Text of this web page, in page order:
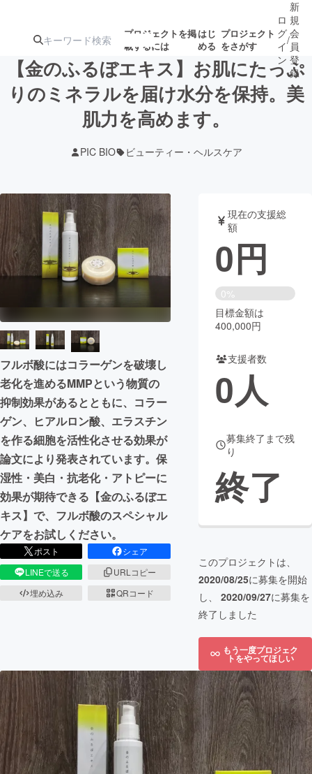
プロジェクトを掲
載するには
はじ
める
プロジェクト
をさがす
注目のリ 注目の新着プロ
ジェクト
募集終了が近いプ
ロジェクト
テクノロジー・ガジェット
映像・映画 書籍・雑誌
ビジネス・起業 チャレンジ
まちづくり・地域活性化
CAMPFIRE for Social Good
CAMPFIRE Creation
CAMPFIREふるさと納税machi-ya コミュニティ
ロ
グ
イ
ン
/
新
規
会
員
登
録
【金のふるぼエキス】お肌にたっぷ
りのミネラルを届け水分を保持。美
肌力を高めます。
PIC BIO ビューティー・ヘルスケア
フルボ酸にはコラーゲンを破壊し
老化を進めるMMPという物質の
抑制効果があるとともに、コラー
ゲン、ヒアルロン酸、エラスチン
を作る細胞を活性化させる効果が
論文により発表されています。保
湿性・美白・抗老化・アトピーに
効果が期待できる【金のふるぼエ
キス】で、フルボ酸のスペシャル
ケアをお試しください。
ポスト
シェア
LINEで送る
URLコピー
埋め込み
QRコード
現在の支援総
額
0円
0%
目標金額は
400,000円
支援者数
0人
募集終了まで残
り
終了
このプロジェクトは、
2020/08/25に募集を開始
し、 2020/09/27に募集を
終了しました
もう一度プロジェク
トをやってほしい